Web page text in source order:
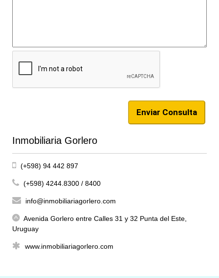
Inmobiliaria Gorlero
(+598) 94 442 897
(+598) 4244.8300 / 8400
info@inmobiliariagorlero.com
Avenida Gorlero entre Calles 31 y 32 Punta del Este,
Uruguay
www.inmobiliariagorlero.com